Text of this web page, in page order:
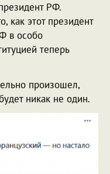
РФ.
как этот президент
в особо
теперь
произошел,
никак не один.